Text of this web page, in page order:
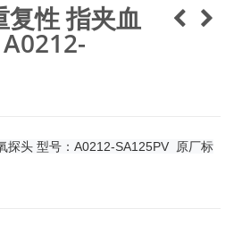
复性 指夹血
探头 型号：A0212-SA125PV 原厂标